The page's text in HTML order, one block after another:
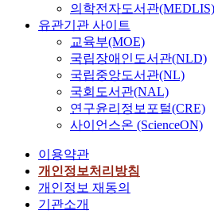
의학전자도서관(MEDLIS)
유관기관 사이트
교육부(MOE)
국립장애인도서관(NLD)
국립중앙도서관(NL)
국회도서관(NAL)
연구윤리정보포털(CRE)
사이언스온 (ScienceON)
이용약관
개인정보처리방침
개인정보 재동의
기관소개